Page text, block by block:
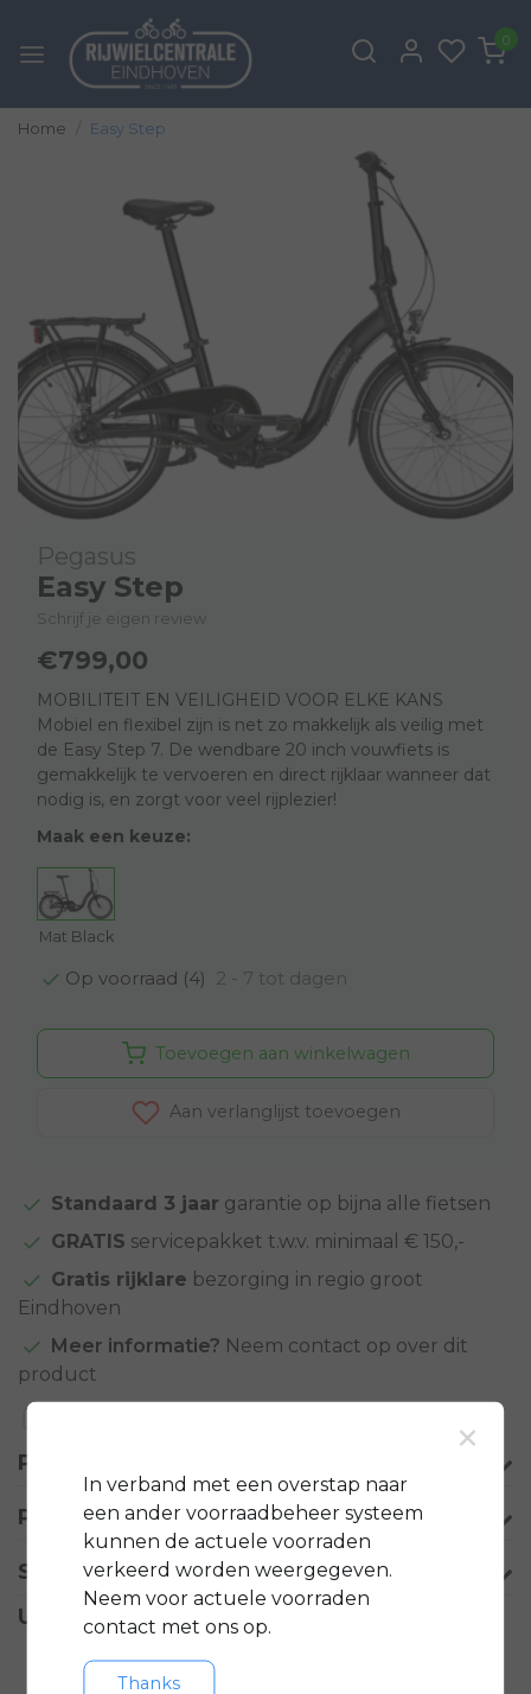
0
Home Easy Step
Pegasus
Easy Step
Schrijf je eigen review
€799,00
MOBILITEIT EN VEILIGHEID VOOR ELKE KANS
Mobiel en flexibel zijn is net zo makkelijk als veilig met
de Easy Step 7. De wendbare 20 inch vouwfiets is
gemakkelijk te vervoeren en direct rijklaar wanneer dat
nodig is, en zorgt voor veel rijplezier!
Maak een keuze:
Mat Black
Op voorraad (4) 2 - 7 tot dagen
Toevoegen aan winkelwagen
Aan verlanglijst toevoegen
Standaard 3 jaar garantie op bijna alle fietsen
GRATIS servicepakket t.w.v. minimaal € 150,-
Gratis rijklare bezorging in regio groot
Eindhoven
Meer informatie? Neem contact op over dit
product
Productomschrijving
Product informatie
Specificaties
Uitvoeringen
×
In verband met een overstap naar
een ander voorraadbeheer systeem
kunnen de actuele voorraden
verkeerd worden weergegeven.
Neem voor actuele voorraden
contact met ons op.
Thanks